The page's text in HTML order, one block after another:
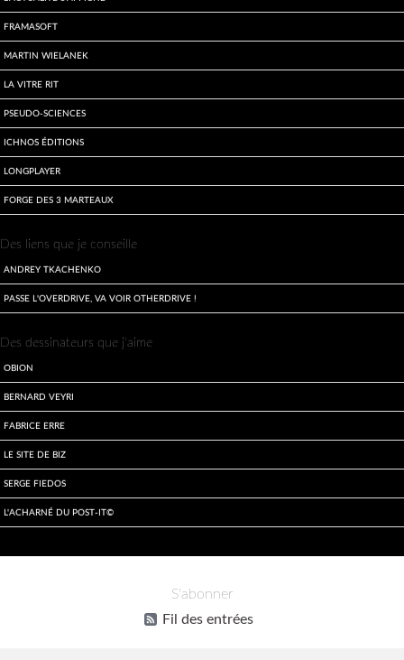
Framasoft
Martin Wielanek
La Vitre Rit
Pseudo-sciences
Ichnos Éditions
LongPlayer
Forge des 3 Marteaux
Des liens que je conseille
Andrey Tkachenko
Passe l'overdrive, va voir otherdrive !
Des dessinateurs que j'aime
Obion
Bernard Veyri
Fabrice Erre
Le site de Biz
Serge Fiedos
L'acharné du Post-It©
S'abonner
Fil des entrées